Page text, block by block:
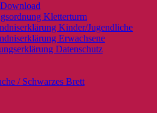
Kletterturm
Kinder/Jugendliche
Erwachsene
Datenschutz
/ Schwarzes Brett